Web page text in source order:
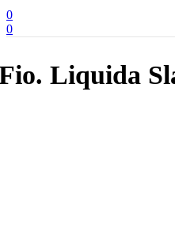
0
0
Liquida